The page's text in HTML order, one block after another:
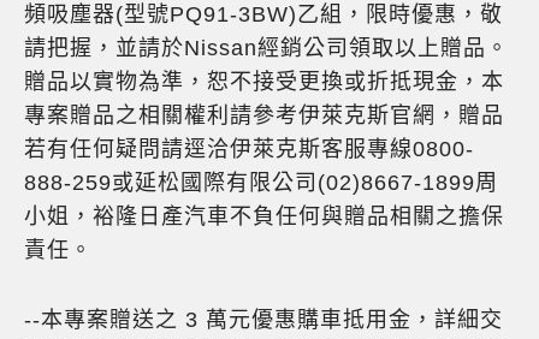
頻吸塵器(型號PQ91-3BW)乙組，限時優惠，敬
請把握，並請於Nissan經銷公司領取以上贈品。
贈品以實物為準，恕不接受更換或折抵現金，本
專案贈品之相關權利請參考伊萊克斯官網，贈品
若有任何疑問請逕洽伊萊克斯客服專線0800-
888-259或延松國際有限公司(02)8667-1899周
小姐，裕隆日產汽車不負任何與贈品相關之擔保
責任。
--本專案贈送之 3 萬元優惠購車抵用金，詳細交